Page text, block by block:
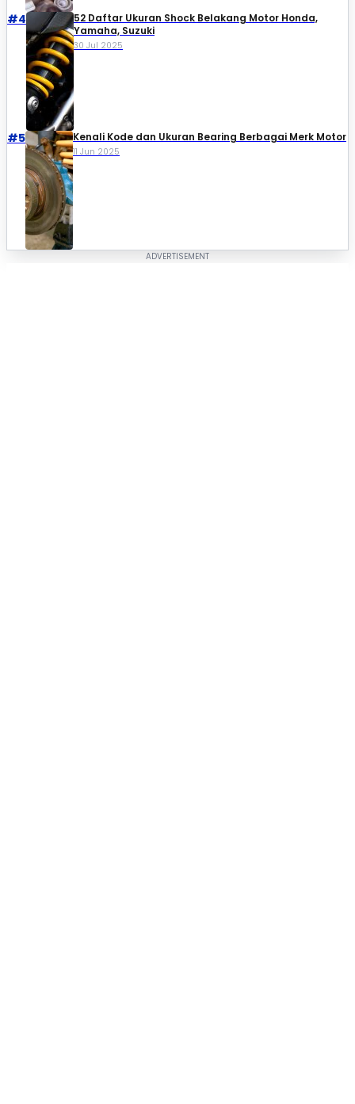
#4
52 Daftar Ukuran Shock Belakang Motor Honda,
Yamaha, Suzuki​
30 Jul 2025
#5 Kenali Kode dan Ukuran Bearing Berbagai Merk Motor
11 Jun 2025